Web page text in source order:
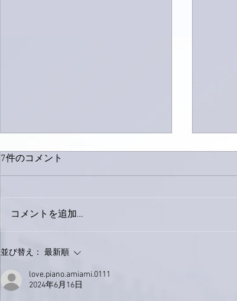
7件のコメント
コメントを追加…
並び替え： 最新順
love.piano.amiami.0111
2024年6月16日